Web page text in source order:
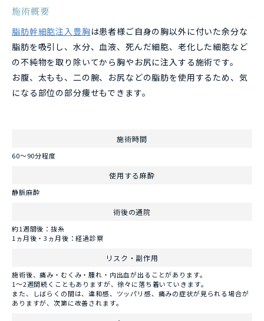
施術概要
脂肪幹細胞注入豊胸は患者様ご自身の胸以外に付いた余分な
脂肪を吸引し、水分、血液、死んだ細胞、老化した細胞など
の不純物を取り除いてから胸やお尻に注入する施術です。
お腹、太もも、二の腕、お尻などの脂肪を使用するため、気
になる部位の部分痩せもできます。
施術時間
60～90分程度
使用する麻酔
静脈麻酔
術後の通院
約1週間後：抜糸
1ヵ月後・3ヵ月後：経過診察
リスク・副作用
施術後、痛み・むくみ・腫れ・内出血が出ることがあります。
1～2週間続くこともありますが、徐々に落ち着いていきます。
また、しばらくの間は、違和感、ツッパリ感、痛みの症状が見られる場合が
ありますが、次第に改善されます。